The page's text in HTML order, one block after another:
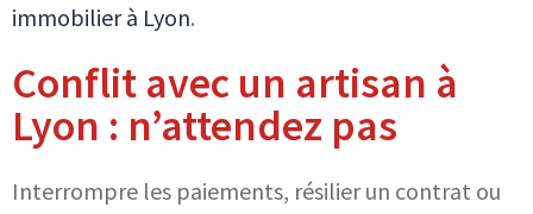
immobilier à Lyon.
Conflit avec un artisan à
Lyon : n’attendez pas
Interrompre les paiements, résilier un contrat ou